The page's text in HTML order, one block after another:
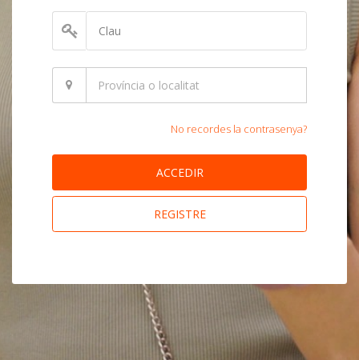
No recordes la contrasenya?
ACCEDIR
REGISTRE